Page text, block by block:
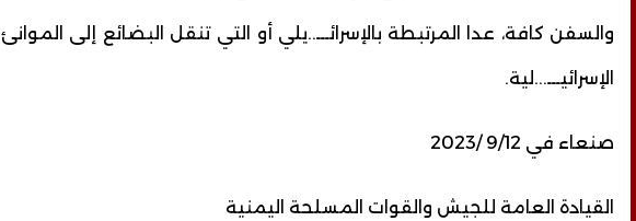
والسفن كافة، عدا المرتبطة بالإسرائـــ..يلي أو التي تنقل البضائع إلى الموانئ
الإسرائيـــ...لية.
صنعاء في 9/12 /2023
القيادة العامة للجيش والقوات المسلحة اليمنية